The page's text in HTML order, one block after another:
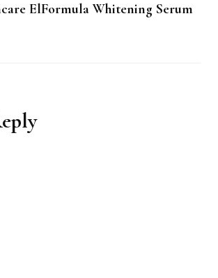
ElFormula Whitening Serum